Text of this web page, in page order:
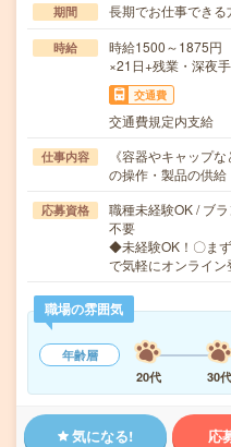
期間 長期でお仕事できる
時給
時給1500～1875円
×21日+残業・深夜
交通費
交通費規定内支給
仕事内容
《容器やキャップ
の操作・製品の供
応募資格
職種未経験OK / ブ
不要
◆未経験OK！〇ま
で気軽にオンライ
職場の雰囲気
年齢層
20代
30代
気になる! 応